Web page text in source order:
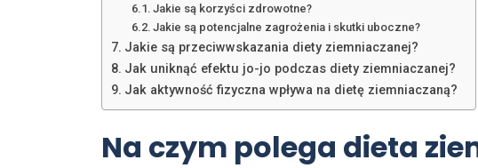
Jakie są korzyści zdrowotne?
Jakie są potencjalne zagrożenia i skutki uboczne?
Jakie są przeciwwskazania diety ziemniaczanej?
Jak uniknąć efektu jo-jo podczas diety ziemniaczanej?
Jak aktywność fizyczna wpływa na dietę ziemniaczaną?
Na czym polega dieta